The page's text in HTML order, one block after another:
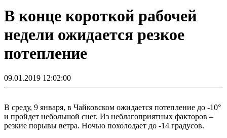
В конце короткой рабочей
недели ожидается резкое
потепление
09.01.2019 12:02:00
В среду, 9 января, в Чайковском ожидается потепление до -10°
и пройдет небольшой снег. Из неблагоприятных факторов –
резкие порывы ветра. Ночью похолодает до -14 градусов.